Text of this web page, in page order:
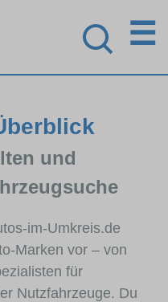
☰
und
im-Umkreis.de
Marken vor – von
für
Nutzfahrzeuge. Du